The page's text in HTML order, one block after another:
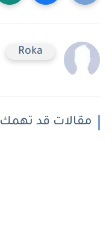
Roka
مقالات قد تهمك